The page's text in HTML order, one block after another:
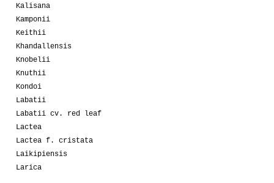
Kalisana
Kamponii
Keithii
Khandallensis
Knobelii
Knuthii
Kondoi
Labatii
Labatii cv. red leaf
Lactea
Lactea f. cristata
Laikipiensis
Larica